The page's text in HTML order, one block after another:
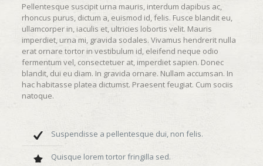
Pellentesque suscipit urna mauris, interdum dapibus ac,
rhoncus purus, dictum a, euismod id, felis. Fusce blandit eu,
ullamcorper in, iaculis et, ultricies lobortis velit. Mauris
imperdiet, urna mi, gravida sodales. Vivamus hendrerit nulla
erat ornare tortor in vestibulum id, eleifend neque odio
fermentum vel, consectetuer at, imperdiet sapien. Donec
blandit, dui eu diam. In gravida ornare. Nullam accumsan. In
hac habitasse platea dictumst. Praesent feugiat. Cum sociis
natoque.
Suspendisse a pellentesque dui, non felis.
Quisque lorem tortor fringilla sed.